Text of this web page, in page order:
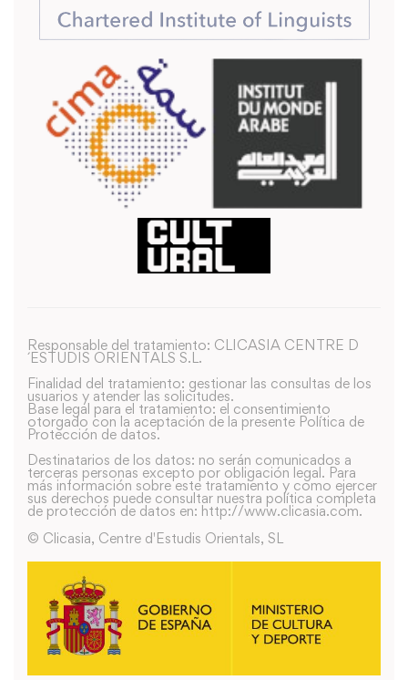
Responsable del tratamiento: CLICASIA CENTRE D
´ESTUDIS ORIENTALS S.L.
Finalidad del tratamiento: gestionar las consultas de los
usuarios y atender las solicitudes.
Base legal para el tratamiento: el consentimiento
otorgado con la aceptación de la presente Política de
Protección de datos.
Destinatarios de los datos: no serán comunicados a
terceras personas excepto por obligación legal. Para
más información sobre este tratamiento y como ejercer
sus derechos puede consultar nuestra política completa
de protección de datos en: http://www.clicasia.com.
© Clicasia, Centre d'Estudis Orientals, SL